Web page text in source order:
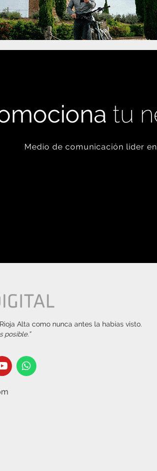
tu
Medio de comunicación líder
Alta como nunca antes la habías visto.
posible.”